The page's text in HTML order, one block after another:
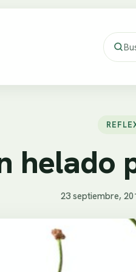
helado
23 septiembre,